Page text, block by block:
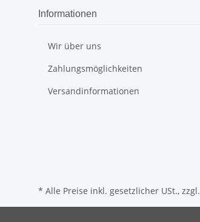
Informationen
Wir über uns
Zahlungsmöglichkeiten
Versandinformationen
* Alle Preise inkl. gesetzlicher USt., zzgl.